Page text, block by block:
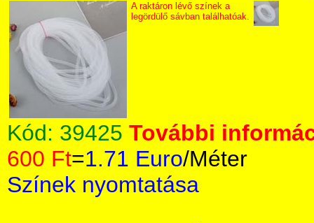
A raktáron lévő színek a
legördülő sávban találhatóak.
Kód: 39425 További
600 Ft=1.71 Euro/Méter
Színek nyomtatása